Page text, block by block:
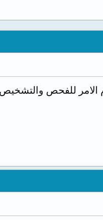
الامر للفحص والتشخيص